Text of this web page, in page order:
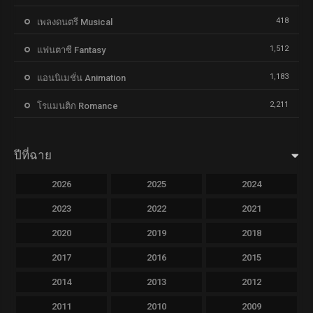
เพลงดนตรี Musical 418
แฟนตาซี Fantasy 1,512
แอนนิเมชั่น Animation 1,183
โรแมนติก Romance 2,211
ปีที่ฉาย
2026 2025 2024
2023 2022 2021
2020 2019 2018
2017 2016 2015
2014 2013 2012
2011 2010 2009